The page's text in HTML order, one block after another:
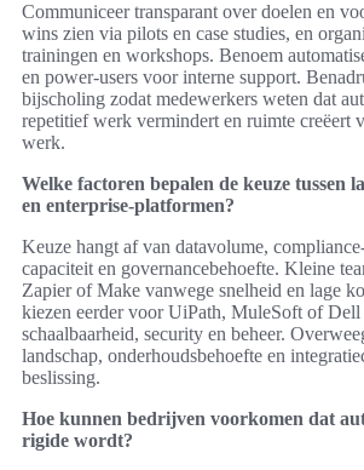
Communiceer transparant over doelen en
wins zien via pilots en case studies, en
trainingen en workshops. Benoem
en power-users voor interne support.
bijscholing zodat medewerkers weten dat
repetitief werk vermindert en ruimte creëert
werk.
Welke factoren bepalen de keuze tussen
en enterprise-platformen?
Keuze hangt af van datavolume,
capaciteit en governancebehoefte. Kleine
Zapier of Make vanwege snelheid en lage
kiezen eerder voor UiPath, MuleSoft of
schaalbaarheid, security en beheer.
landschap, onderhoudsbehoefte en
beslissing.
Hoe kunnen bedrijven voorkomen dat
rigide wordt?